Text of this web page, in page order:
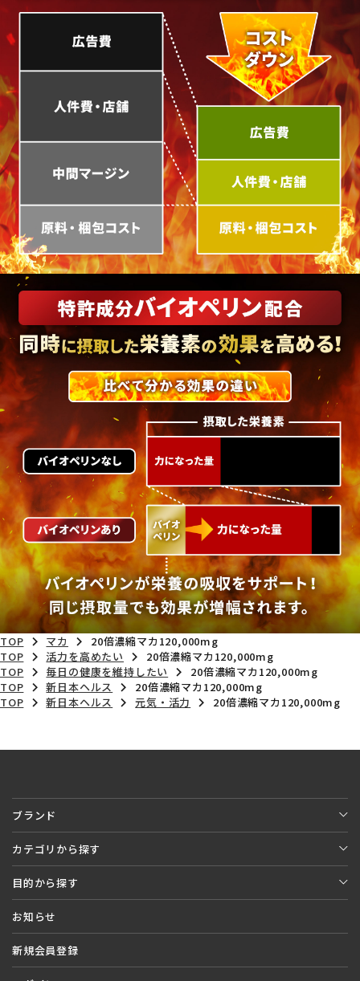
TOP マカ
20倍濃縮マカ120,000mg
TOP
活力を高めたい
20倍濃縮マカ120,000mg
TOP
毎日の健康を維持したい
20倍濃縮マカ120,000mg
TOP
新日本ヘルス
20倍濃縮マカ120,000mg
TOP
新日本ヘルス 元気・活力 20倍濃縮マカ120,000mg
ブランド
カテゴリから探す
目的から探す
お知らせ
新規会員登録